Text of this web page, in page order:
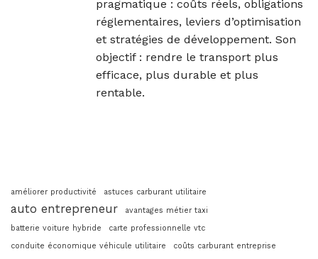
pragmatique : coûts réels, obligations
réglementaires, leviers d’optimisation
et stratégies de développement. Son
objectif : rendre le transport plus
efficace, plus durable et plus
rentable.
améliorer productivité astuces carburant utilitaire
auto entrepreneur
avantages métier taxi
batterie voiture hybride
carte professionnelle vtc
conduite économique véhicule utilitaire
coûts carburant entreprise